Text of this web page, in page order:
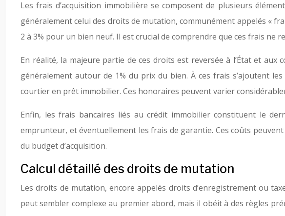
Les frais d’acquisition immobilière se composent de plusieurs
généralement celui des droits de mutation, communément appelés «
2 à 3% pour un bien neuf. Il est crucial de comprendre que ces frais
En réalité, la majeure partie de ces droits est reversée à l’État et
généralement autour de 1% du prix du bien. À ces frais s’ajoutent
courtier en prêt immobilier. Ces honoraires peuvent varier
Enfin, les frais bancaires liés au crédit immobilier constituent le
emprunteur, et éventuellement les frais de garantie. Ces coûts
du budget d’acquisition.
Calcul détaillé des droits de mutation
Les droits de mutation, encore appelés droits d’enregistrement ou
peut sembler complexe au premier abord, mais il obéit à des règles